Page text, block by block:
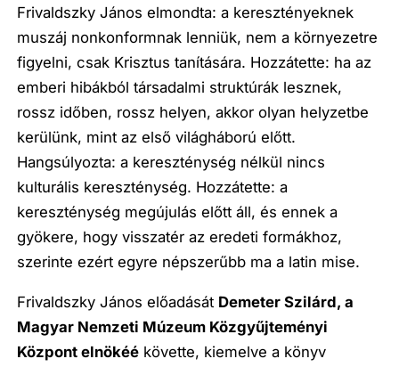
Frivaldszky János elmondta: a keresztényeknek
muszáj nonkonformnak lenniük, nem a környezetre
figyelni, csak Krisztus tanítására. Hozzátette: ha az
emberi hibákból társadalmi struktúrák lesznek,
rossz időben, rossz helyen, akkor olyan helyzetbe
kerülünk, mint az első világháború előtt.
Hangsúlyozta: a kereszténység nélkül nincs
kulturális kereszténység. Hozzátette: a
kereszténység megújulás előtt áll, és ennek a
gyökere, hogy visszatér az eredeti formákhoz,
szerinte ezért egyre népszerűbb ma a latin mise.
Frivaldszky János előadását Demeter Szilárd, a
Magyar Nemzeti Múzeum Közgyűjteményi
Központ elnökéé követte, kiemelve a könyv